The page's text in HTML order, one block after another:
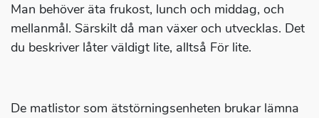
Man behöver äta frukost, lunch och middag, och
mellanmål. Särskilt då man växer och utvecklas. Det
du beskriver låter väldigt lite, alltså För lite.
De matlistor som ätstörningsenheten brukar lämna